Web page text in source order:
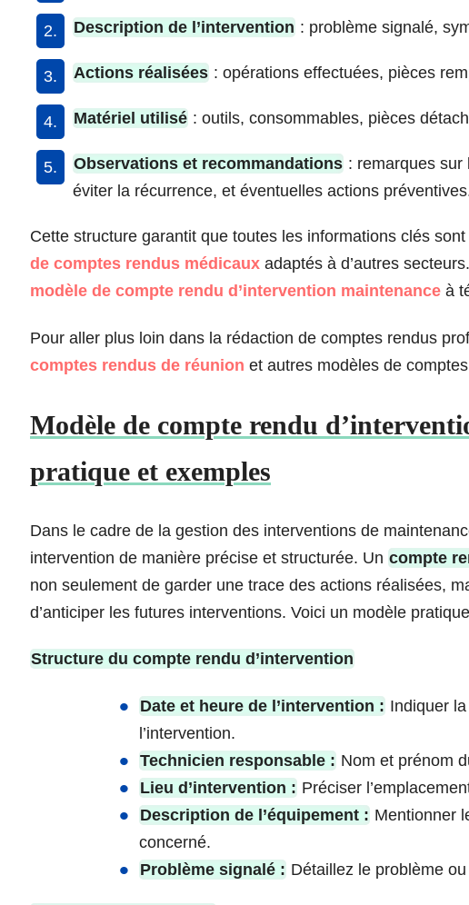
Description de l’intervention : problème signalé,
Actions réalisées : opérations effectuées, pièces
Matériel utilisé : outils, consommables, pièces
Observations et recommandations : remarques sur
éviter la récurrence, et éventuelles actions
Cette structure garantit que toutes les informations clés
de comptes rendus médicaux adaptés à d’autres
modèle de compte rendu d’intervention maintenance à
Pour aller plus loin dans la rédaction de comptes rendus
comptes rendus de réunion et autres modèles de
Modèle de compte rendu
pratique et exemples
Dans le cadre de la gestion des interventions de
intervention de manière précise et structurée. Un compte
non seulement de garder une trace des actions réalisées,
d’anticiper les futures interventions. Voici un modèle
Structure du compte rendu d’intervention
Date et heure de l’intervention : Indiquer
l’intervention.
Technicien responsable : Nom et prénom
Lieu d’intervention : Préciser
Description de l’équipement : Mentionner
concerné.
Problème signalé : Détaillez le problème